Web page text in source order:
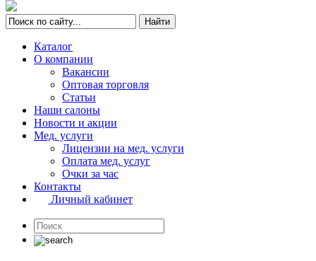
Каталог
О компании
Вакансии
Оптовая торговля
Статьи
Наши салоны
Новости и акции
Мед. услуги
Лицензии на мед. услуги
Оплата мед. услуг
Очки за час
Контакты
Личный кабинет